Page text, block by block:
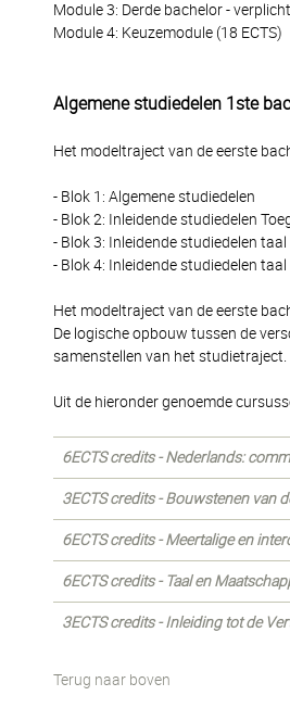
Module 3: Derde bachelor -
Module 4: Keuzemodule (18 ECTS)
Algemene studiedelen 1ste
Het modeltraject van de eerste
- Blok 1: Algemene studiedelen
- Blok 2: Inleidende studiedelen
- Blok 3: Inleidende studiedelen taal
- Blok 4: Inleidende studiedelen taal
Het modeltraject van de eerste
De logische opbouw tussen de
samenstellen van het studietraject.
Uit de hieronder genoemde
6ECTS credits - Nederlands:
3ECTS credits - Bouwstenen van
6ECTS credits - Meertalige en
6ECTS credits - Taal en
3ECTS credits - Inleiding tot de
Terug naar boven